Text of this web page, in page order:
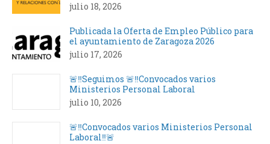
julio 18, 2026
Publicada la Oferta de Empleo Público para
el ayuntamiento de Zaragoza 2026
julio 17, 2026
🚨‼️Seguimos 🚨‼️Convocados varios
Ministerios Personal Laboral
julio 10, 2026
🚨‼️Convocados varios Ministerios Personal
Laboral‼️🚨